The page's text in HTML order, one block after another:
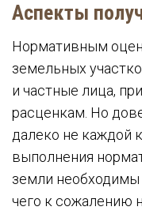
Аспекты
Нормативным
земельных
и частные лица,
расценкам. Но
далеко не каждой
выполнения
земли необходимы
чего к сожалению